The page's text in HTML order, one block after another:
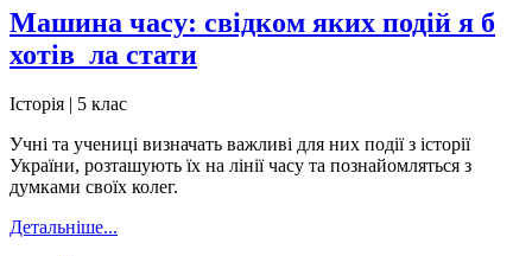
Машина часу: свідком яких подій я б
хотів_ла стати
Історія | 5 клас
Учні та учениці визначать важливі для них події з історії
України, розташують їх на лінії часу та познайомляться з
думками своїх колег.
Детальніше...